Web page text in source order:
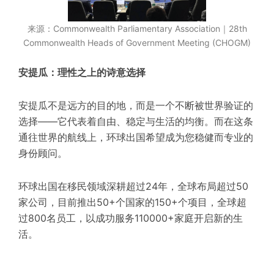
来源：Commonwealth Parliamentary Association｜28th
Commonwealth Heads of Government Meeting (CHOGM)
安提瓜：理性之上的诗意选择
安提瓜不是远方的目的地，而是一个不断被世界验证的
选择——它代表着自由、稳定与生活的均衡。而在这条
通往世界的航线上， 环球出国希望成为您稳健而专业的
身份顾问。
环球出国在移民领域深耕超过24年，全球布局超过50
家公司，目前推出50+个国家的150+个项目，全球超
过800名员工，以成功服务110000+家庭开启新的生
活。